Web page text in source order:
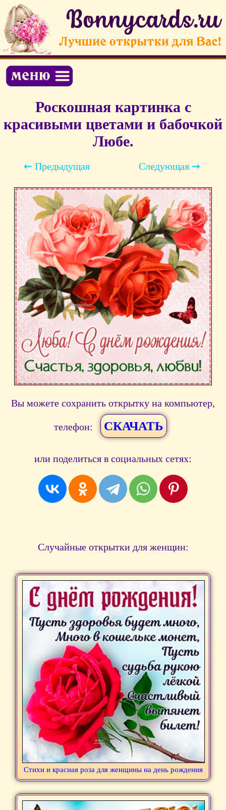
Роскошная картинка с
красивыми цветами и бабочкой
Любе.
⇜ Предыдущая Следующая ⇝
Вы можете сохранить открытку на компьютер,
телефон: СКАЧАТЬ
или поделиться в социальных сетях:
Случайные открытки для женщин:
Стихи и красная роза для женщины на день рождения